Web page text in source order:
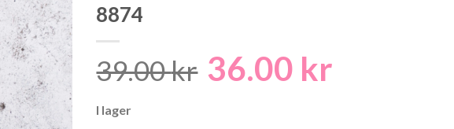
8874
39.00kr Det
36.00 kr
I lager